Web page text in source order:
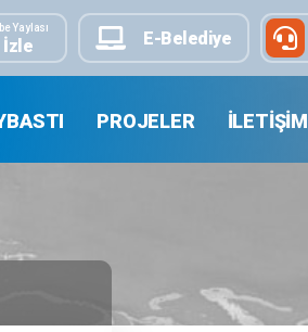
Yaylası
İzle E-Belediye
PROJELER İLETIŞIM